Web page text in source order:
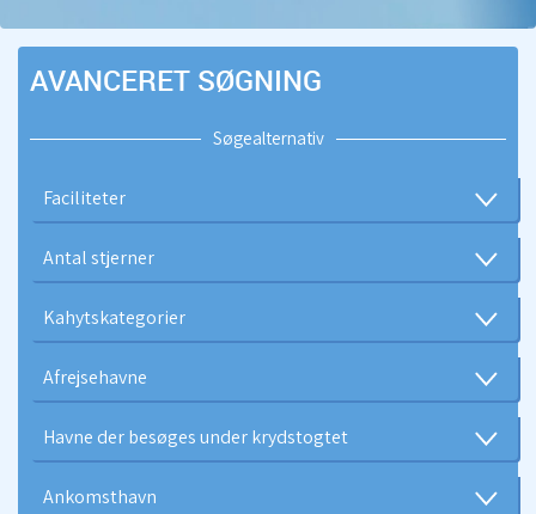
AVANCERET SØGNING
Søgealternativ